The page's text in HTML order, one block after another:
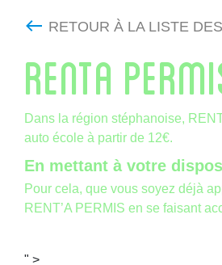
RETOUR À LA LISTE
RENTA
Dans la région stéphanoise,
auto école à partir de 12€.
En mettant à votre
Pour cela, que vous soyez déjà
RENT’A PERMIS en se faisant
" >